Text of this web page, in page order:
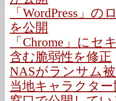
「WordPress」
を公開
「Chrome」に
含む脆弱性を修正
NASがランサム
当地キャラクター